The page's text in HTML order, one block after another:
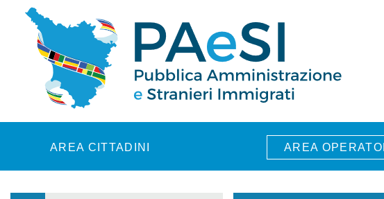
Skip to main content
AREA CITTADINI AREA